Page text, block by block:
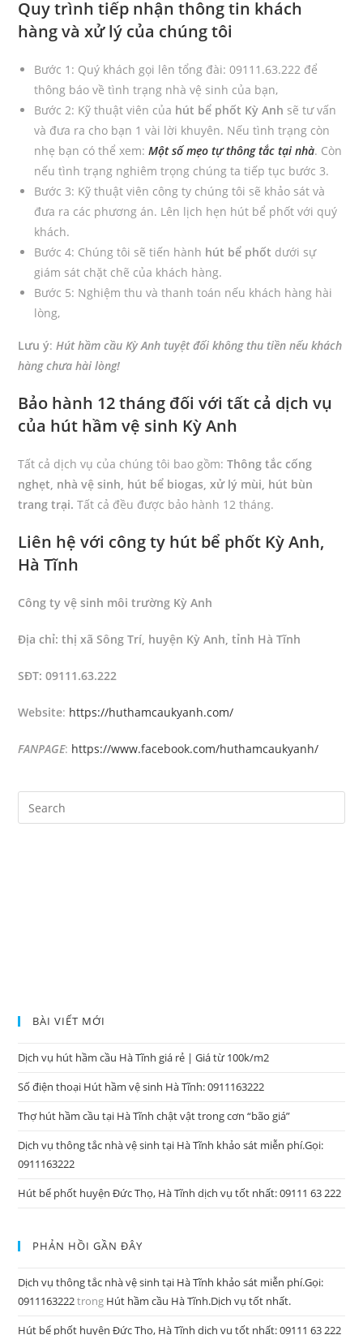
Quy trình tiếp nhận thông tin khách
hàng và xử lý của chúng tôi
Bước 1: Quý khách gọi lên tổng đài: 09111.63.222 để
thông báo về tình trạng nhà vệ sinh của bạn,
Bước 2: Kỹ thuật viên của hút bể phốt Kỳ Anh sẽ tư vấn
và đưa ra cho bạn 1 vài lời khuyên. Nếu tình trạng còn
nhẹ bạn có thể xem:Một số mẹo tự thông tắc tại nhà. Còn
nếu tình trạng nghiêm trọng chúng ta tiếp tục bước 3.
Bước 3: Kỹ thuật viên công ty chúng tôi sẽ khảo sát và
đưa ra các phương án. Lên lịch hẹn hút bể phốt với quý
khách.
Bước 4: Chúng tôi sẽ tiến hành hút bể phốt dưới sự
giám sát chặt chẽ của khách hàng.
Bước 5: Nghiệm thu và thanh toán nếu khách hàng hài
lòng,
Lưu ý:Hút hầm cầu Kỳ Anh tuyệt đối không thu tiền nếu khách
hàng chưa hài lòng!
Bảo hành 12 tháng đối với tất cả dịch vụ
của hút hầm vệ sinh Kỳ Anh
Tất cả dịch vụ của chúng tôi bao gồm:Thông tắc cống
nghẹt, nhà vệ sinh, hút bể biogas, xử lý mùi, hút bùn
trang trại. Tất cả đều được bảo hành 12 tháng.
Liên hệ với công ty hút bể phốt Kỳ Anh,
Hà Tĩnh
Công ty vệ sinh môi trường Kỳ Anh
Địa chỉ: thị xã Sông Trí, huyện Kỳ Anh, tỉnh Hà Tĩnh
SĐT: 09111.63.222
Website: https://huthamcaukyanh.com/
FANPAGE: https://www.facebook.com/huthamcaukyanh/
BÀI VIẾT MỚI
Dịch vụ hút hầm cầu Hà Tĩnh giá rẻ | Giá từ 100k/m2
Số điện thoại Hút hầm vệ sinh Hà Tĩnh: 0911163222
Thợ hút hầm cầu tại Hà Tĩnh chật vật trong cơn “bão giá”
Dịch vụ thông tắc nhà vệ sinh tại Hà Tĩnh khảo sát miễn phí.Gọi:
0911163222
Hút bể phốt huyện Đức Thọ, Hà Tĩnh dịch vụ tốt nhất: 09111 63 222
PHẢN HỒI GẦN ĐÂY
Dịch vụ thông tắc nhà vệ sinh tại Hà Tĩnh khảo sát miễn phí.Gọi:
0911163222trong Hút hầm cầu Hà Tĩnh.Dịch vụ tốt nhất.
Hút bể phốt huyện Đức Thọ, Hà Tĩnh dịch vụ tốt nhất: 09111 63 222